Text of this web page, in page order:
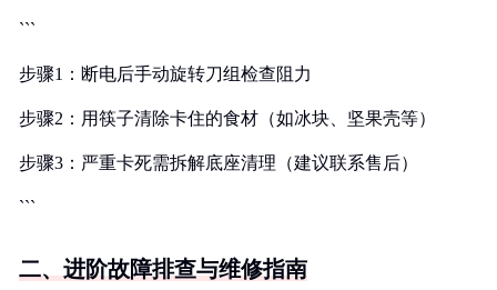
```
步骤1：断电后手动旋转刀组检查阻力
步骤2：用筷子清除卡住的食材（如冰块、坚果壳等）
步骤3：严重卡死需拆解底座清理（建议联系售后）
```
二、进阶故障排查与维修指南